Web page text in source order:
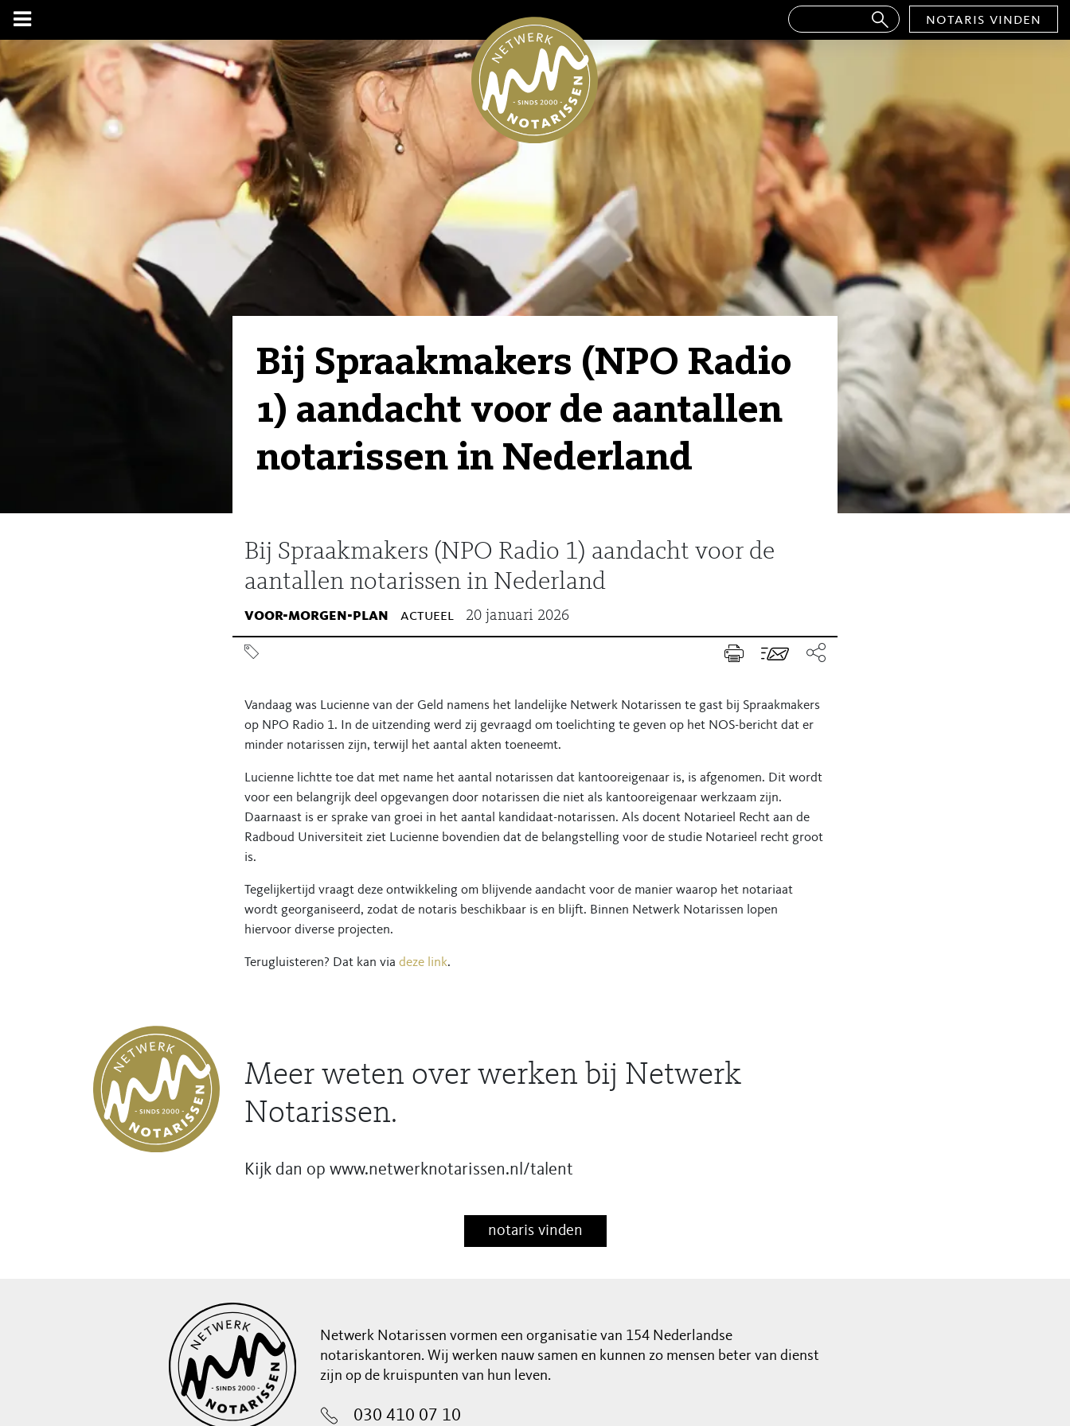
notaris vinden
Bij Spraakmakers (NPO Radio
1) aandacht voor de aantallen
notarissen in Nederland
Bij Spraakmakers (NPO Radio 1) aandacht voor de
aantallen notarissen in Nederland
voor-morgen-plan actueel 20 januari 2026
Vandaag was Lucienne van der Geld namens het landelijke Netwerk Notarissen te gast bij Spraakmakers
op NPO Radio 1. In de uitzending werd zij gevraagd om toelichting te geven op het NOS-bericht dat er
minder notarissen zijn, terwijl het aantal akten toeneemt.
Lucienne lichtte toe dat met name het aantal notarissen dat kantooreigenaar is, is afgenomen. Dit wordt
voor een belangrijk deel opgevangen door notarissen die niet als kantooreigenaar werkzaam zijn.
Daarnaast is er sprake van groei in het aantal kandidaat-notarissen. Als docent Notarieel Recht aan de
Radboud Universiteit ziet Lucienne bovendien dat de belangstelling voor de studie Notarieel recht groot
is.
Tegelijkertijd vraagt deze ontwikkeling om blijvende aandacht voor de manier waarop het notariaat
wordt georganiseerd, zodat de notaris beschikbaar is en blijft. Binnen Netwerk Notarissen lopen
hiervoor diverse projecten.
Terugluisteren? Dat kan via deze link.
Meer weten over werken bij Netwerk
Notarissen.
Kijk dan op www.netwerknotarissen.nl/talent
notaris vinden
Netwerk Notarissen vormen een organisatie van 154 Nederlandse
notariskantoren. Wij werken nauw samen en kunnen zo mensen beter van dienst
zijn op de kruispunten van hun leven.
030 410 07 10